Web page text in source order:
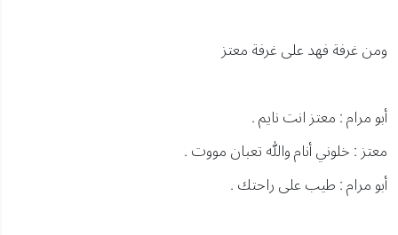
ومن غرفة فهد على غرفة معتز
أبو مرام : معتز انت نايم .
معتز : خلوني أنام والله تعبان مووت .
أبو مرام : طيب على راحتك .